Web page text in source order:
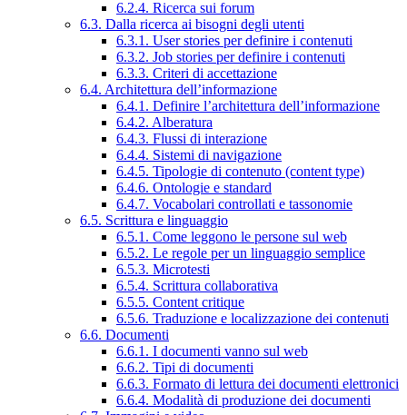
6.2.4. Ricerca sui forum
6.3. Dalla ricerca ai bisogni degli utenti
6.3.1. User stories per definire i contenuti
6.3.2. Job stories per definire i contenuti
6.3.3. Criteri di accettazione
6.4. Architettura dell’informazione
6.4.1. Definire l’architettura dell’informazione
6.4.2. Alberatura
6.4.3. Flussi di interazione
6.4.4. Sistemi di navigazione
6.4.5. Tipologie di contenuto (content type)
6.4.6. Ontologie e standard
6.4.7. Vocabolari controllati e tassonomie
6.5. Scrittura e linguaggio
6.5.1. Come leggono le persone sul web
6.5.2. Le regole per un linguaggio semplice
6.5.3. Microtesti
6.5.4. Scrittura collaborativa
6.5.5. Content critique
6.5.6. Traduzione e localizzazione dei contenuti
6.6. Documenti
6.6.1. I documenti vanno sul web
6.6.2. Tipi di documenti
6.6.3. Formato di lettura dei documenti elettronici
6.6.4. Modalità di produzione dei documenti